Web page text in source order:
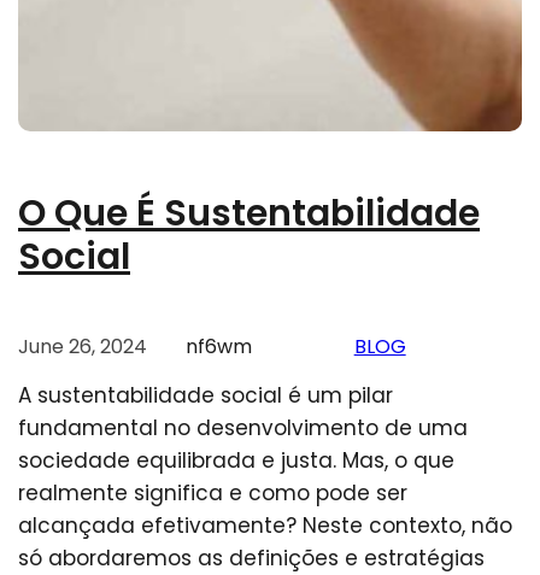
O Que É Sustentabilidade
Social
June 26, 2024 nf6wm BLOG
A sustentabilidade social é um pilar
fundamental no desenvolvimento de uma
sociedade equilibrada e justa. Mas, o que
realmente significa e como pode ser
alcançada efetivamente? Neste contexto, não
só abordaremos as definições e estratégias